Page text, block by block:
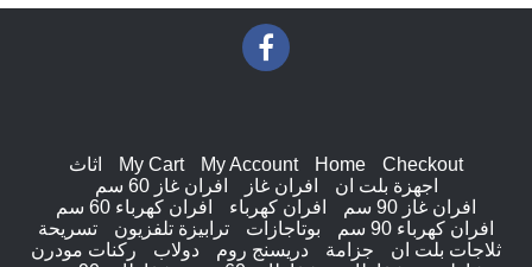
Checkout
Home
My Account
My Cart
اثاث
اجهزة بلت ان
افران غاز
افران غاز 60 سم
افران غاز 90 سم
افران كهرباء
افران كهرباء 60 سم
افران كهرباء 90 سم
بوتاجازات ترابيزة تلفزيون
تسريحة
ثلاجات بلت ان
جزامة دريسنج روم دولاب
ركنات مودرن